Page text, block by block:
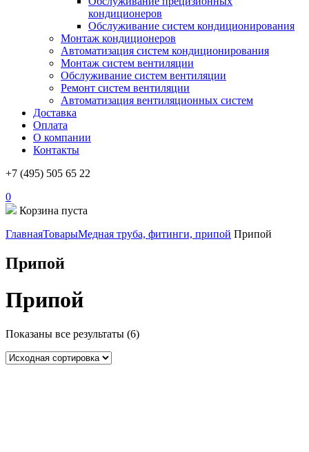
кондиционеров
Обслуживание систем кондиционирования
Монтаж кондиционеров
Автоматизация систем кондиционирования
Монтаж систем вентиляции
Обслуживание систем вентиляции
Ремонт систем вентиляции
Автоматизация вентиляционных систем
Доставка
Оплата
О компании
Контакты
+7 (495) 505 65 22
0
Корзина пуста
ГлавнаяТоварыМедная труба, фитинги, припой Припой
Припой
Припой
Показаны все результаты (6)